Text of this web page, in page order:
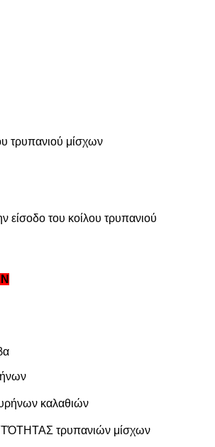
τρυπανιού μίσχων
είσοδο του κοίλου τρυπανιού
καλαθιών
τρυπανιών μίσχων